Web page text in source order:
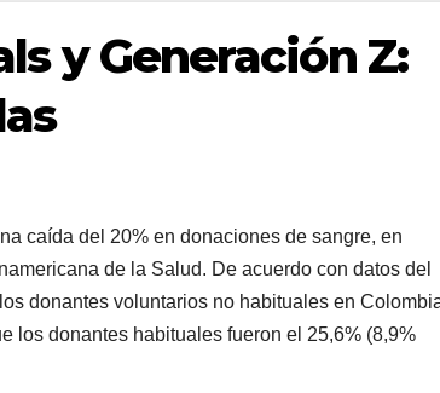
y Generación Z:
caída del 20% en donaciones de sangre, en
de la Salud. De acuerdo con datos del
donantes voluntarios no habituales en
los donantes habituales fueron el 25,6% (8,9%